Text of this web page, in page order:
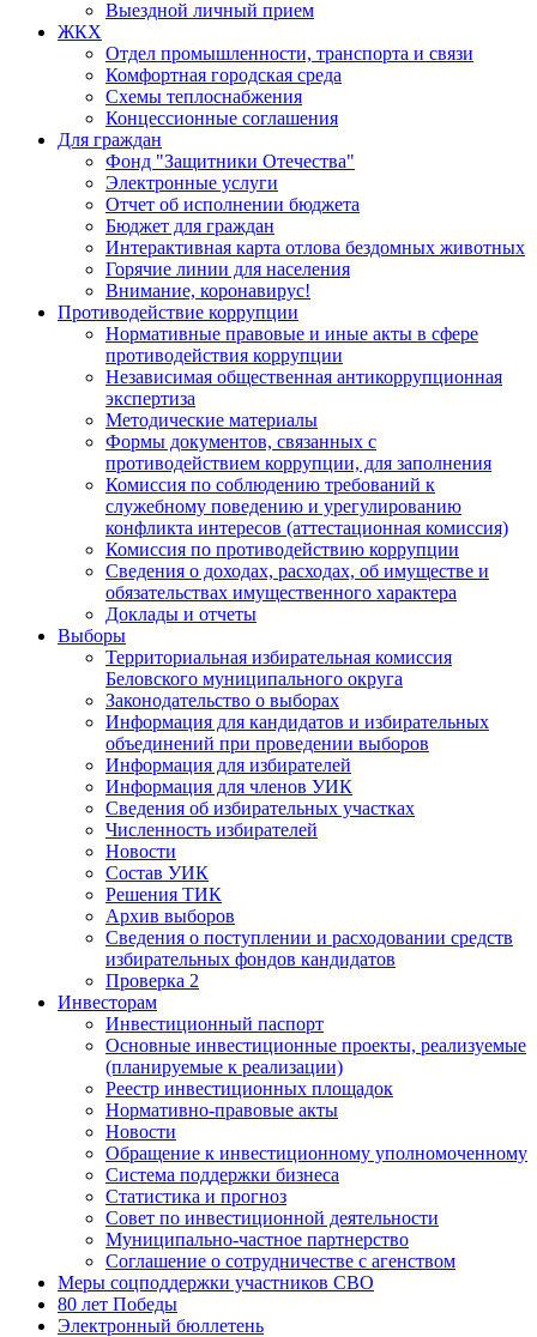
Выездной личный прием
ЖКХ
Отдел промышленности, транспорта и связи
Комфортная городская среда
Схемы теплоснабжения
Концессионные соглашения
Для граждан
Фонд "Защитники Отечества"
Электронные услуги
Отчет об исполнении бюджета
Бюджет для граждан
Интерактивная карта отлова бездомных животных
Горячие линии для населения
Внимание, коронавирус!
Противодействие коррупции
Нормативные правовые и иные акты в сфере
противодействия коррупции
Независимая общественная антикоррупционная
экспертиза
Методические материалы
Формы документов, связанных с
противодействием коррупции, для заполнения
Комиссия по соблюдению требований к
служебному поведению и урегулированию
конфликта интересов (аттестационная комиссия)
Комиссия по противодействию коррупции
Сведения о доходах, расходах, об имуществе и
обязательствах имущественного характера
Доклады и отчеты
Выборы
Территориальная избирательная комиссия
Беловского муниципального округа
Законодательство о выборах
Информация для кандидатов и избирательных
объединений при проведении выборов
Информация для избирателей
Информация для членов УИК
Сведения об избирательных участках
Численность избирателей
Новости
Состав УИК
Решения ТИК
Архив выборов
Сведения о поступлении и расходовании средств
избирательных фондов кандидатов
Проверка 2
Инвесторам
Инвестиционный паспорт
Основные инвестиционные проекты, реализуемые
(планируемые к реализации)
Реестр инвестиционных площадок
Нормативно-правовые акты
Новости
Обращение к инвестиционному уполномоченному
Система поддержки бизнеса
Статистика и прогноз
Совет по инвестиционной деятельности
Муниципально-частное партнерство
Соглашение о сотрудничестве с агенством
Меры соцподдержки участников СВО
80 лет Победы
Электронный бюллетень